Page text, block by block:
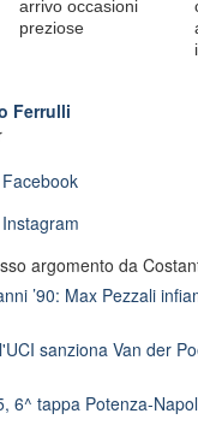
arrivo occasioni
preziose
Ferrulli
argomento da
’90: Max Pezzali
sanziona Van der
6^ tappa Potenza-